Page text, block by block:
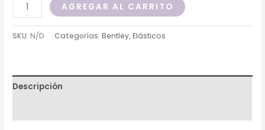
AGREGAR AL CARRITO
SKU: N/D Categorías:Bentley,Elásticos
Descripción